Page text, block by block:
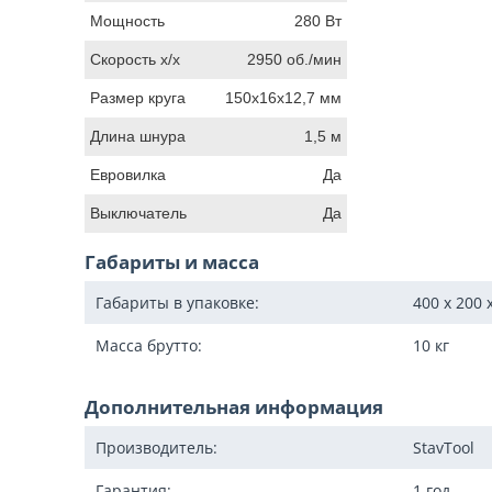
Мощность 280 Вт
Скорость х/х 2950 об./мин
Размер круга 150x16x12,7 мм
Длина шнура 1,5 м
Евровилка Да
Выключатель Да
Габариты и масса
Габариты в упаковке: 400 x 200
Масса брутто: 10 кг
Дополнительная информация
Производитель: StavTool